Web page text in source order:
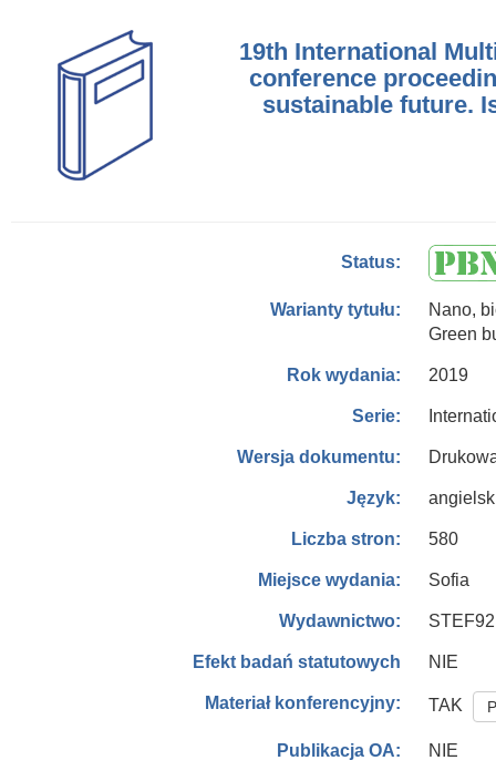
19th International
conference
sustainable future.
Status:
Warianty tytułu:
Nano,
Green
Rok wydania: 2019
Serie:
Wersja dokumentu:
Język:
Liczba stron: 580
Miejsce wydania: Sofia
Wydawnictwo:
Efekt badań statutowych NIE
Materiał konferencyjny: TAK
Publikacja OA: NIE